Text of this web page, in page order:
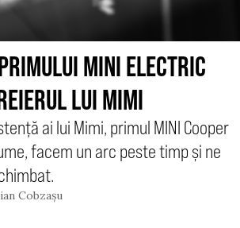
MINI ELECTRIC
LUI MIMI
ai lui Mimi, primul MINI Cooper
facem un arc peste timp și ne
Cobzașu